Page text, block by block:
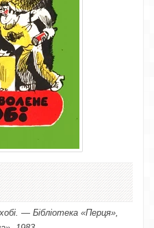
— Бібліотека «Перця»,